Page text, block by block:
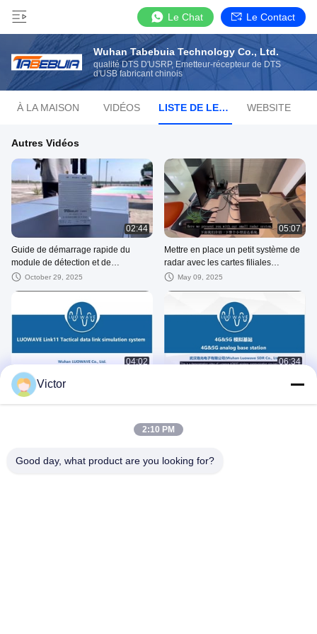
Le Chat Le Contact
Wuhan Tabebuia Technology Co., Ltd.
qualité DTS D'USRP, Émetteur-récepteur de DTS
d'USB fabricant chinois
À LA MAISON VIDÉOS LISTE DE LECTURE WEBSITE
Autres Vidéos
02:44
Guide de démarrage rapide du
module de détection et de
localisation de drones basé sur
October 29, 2025
05:07
Mettre en place un petit système de
radar avec les cartes filiales
LUOWAVE USRP-LW X310 SDR et
May 09, 2025
04:02
Link11 Système de simulation
tactique de liaison de données à
l'aide de LUOWAVE SDR-LW 2975
06:34
utilisant Luowave USRP-LW N310
VOIR PLUS
Victor
2:10 PM
Good day, what product are you looking for?